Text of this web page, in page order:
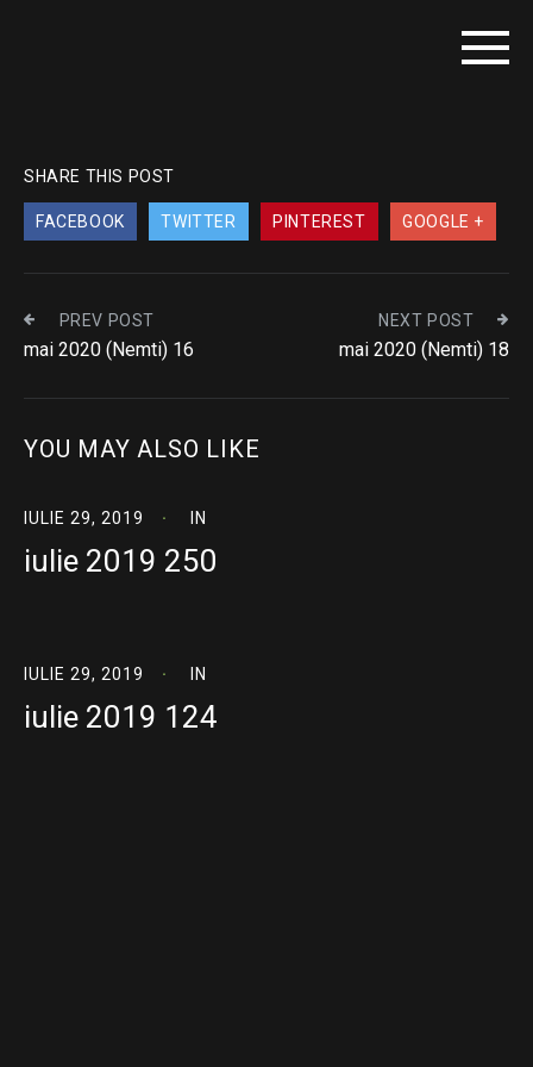
SHARE THIS POST
FACEBOOK TWITTER PINTEREST GOOGLE +
PREV POST
mai 2020 (Nemti) 16
NEXT POST
mai 2020 (Nemti) 18
YOU MAY ALSO LIKE
IULIE 29, 2019 IN
iulie 2019 250
IULIE 29, 2019 IN
iulie 2019 124